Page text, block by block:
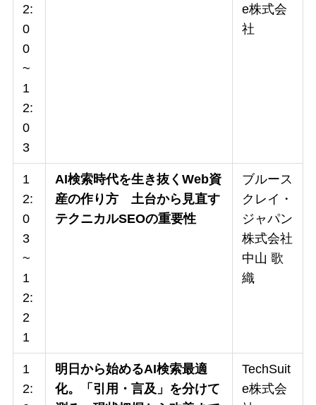
2:
0
0
~
1
2:
0
3
e株式会
社
1
2:
0
3
~
1
2:
2
1
AI検索時代を生き抜くWeb資
産の作り方 土台から見直す
テクニカルSEOの重要性
ブルース
クレイ・
ジャパン
株式会社
中山 歌
織
1
2:
明日から始めるAI検索最適
化。「引用・言及」を分けて
TechSuit
e株式会